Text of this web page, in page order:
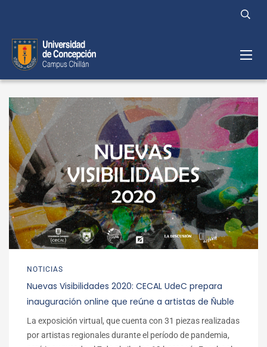
NOTICIAS
Nuevas Visibilidades 2020: CECAL UdeC prepara
inauguración online que reúne a artistas de Ñuble
La exposición virtual, que cuenta con 31 piezas realizadas
por artistas regionales durante el período de pandemia,